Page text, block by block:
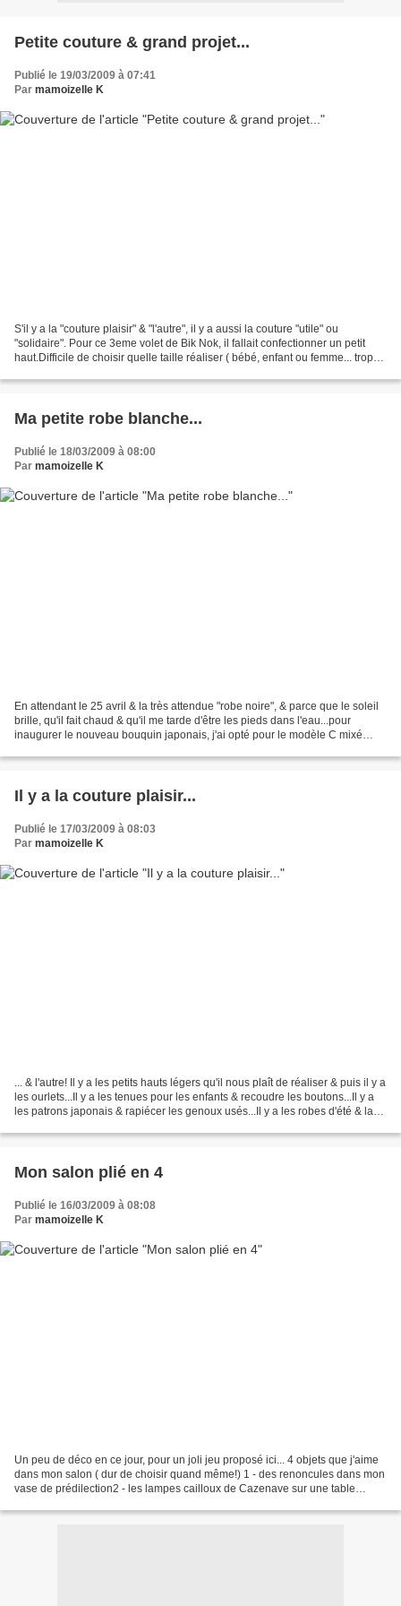
Petite couture & grand projet...
Publié le 19/03/2009 à 07:41
Par mamoizelle K
S'il y a la "couture plaisir" & "l'autre", il y a aussi la couture "utile" ou
"solidaire". Pour ce 3eme volet de Bik Nok, il fallait confectionner un petit
haut.Difficile de choisir quelle taille réaliser ( bébé, enfant ou femme... trop
Ma petite robe blanche...
Publié le 18/03/2009 à 08:00
Par mamoizelle K
En attendant le 25 avril & la très attendue "robe noire", & parce que le soleil
brille, qu'il fait chaud & qu'il me tarde d'être les pieds dans l'eau...pour
inaugurer le nouveau bouquin japonais, j'ai opté pour le modèle C mixé
Il y a la couture plaisir...
Publié le 17/03/2009 à 08:03
Par mamoizelle K
... & l'autre! Il y a les petits hauts légers qu'il nous plaît de réaliser & puis il y a
les ourlets...Il y a les tenues pour les enfants & recoudre les boutons...Il y a
les patrons japonais & rapiécer les genoux usés...Il y a les robes d'été & la
Mon salon plié en 4
Publié le 16/03/2009 à 08:08
Par mamoizelle K
Un peu de déco en ce jour, pour un joli jeu proposé ici... 4 objets que j'aime
dans mon salon ( dur de choisir quand même!) 1 - des renoncules dans mon
vase de prédilection2 - les lampes cailloux de Cazenave sur une table